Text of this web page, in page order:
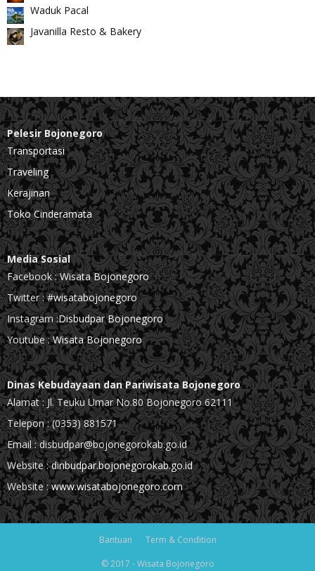
Waduk Pacal
Javanilla Resto & Bakery
Pelesir Bojonegoro
Transportasi
Traveling
Kerajinan
Toko Cinderamata
Media Sosial
Facebook :Wisata Bojonegoro
Twitter :#wisatabojonegoro
Instagram :Disbudpar Bojonegoro
Youtube :Wisata Bojonegoro
Dinas Kebudayaan dan Pariwisata Bojonegoro
Alamat : Jl. Teuku Umar No.80 Bojonegoro 62111
Telepon : (0353) 881571
Email : disbudpar@bojonegorokab.go.id
Website :dinbudpar.bojonegorokab.go.id
Website :www.wisatabojonegoro.com
Bantuan
Term & Condition
© 2017 - Wisata Bojonegoro